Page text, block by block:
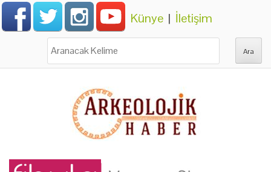
Künye | İletişim